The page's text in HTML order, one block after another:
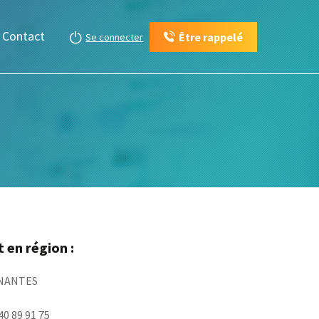
Contact Se connecter Être rappelé
en région :
89 91 75